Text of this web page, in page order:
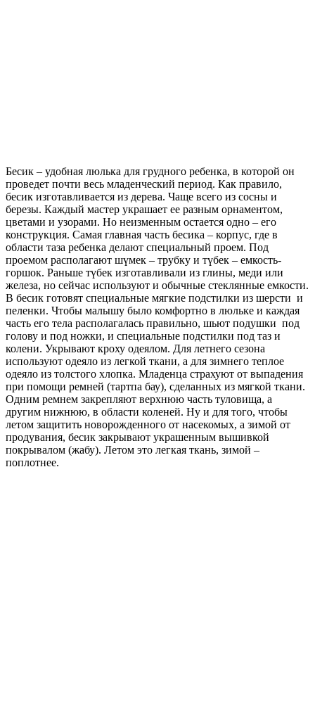
Бесик – удобная люлька для грудного ребенка, в которой он
проведет почти весь младенческий период. Как правило,
бесик изготавливается из дерева. Чаще всего из сосны и
березы. Каждый мастер украшает ее разным орнаментом,
цветами и узорами. Но неизменным остается одно – его
конструкция. Самая главная часть бесика – корпус, где в
области таза ребенка делают специальный проем. Под
проемом располагают шүмек – трубку и түбек – емкость-
горшок. Раньше түбек изготавливали из глины, меди или
железа, но сейчас используют и обычные стеклянные емкости.
В бесик готовят специальные мягкие подстилки из шерсти и
пеленки. Чтобы малышу было комфортно в люльке и каждая
часть его тела располагалась правильно, шьют подушки под
голову и под ножки, и специальные подстилки под таз и
колени. Укрывают кроху одеялом. Для летнего сезона
используют одеяло из легкой ткани, а для зимнего теплое
одеяло из толстого хлопка. Младенца страхуют от выпадения
при помощи ремней (тартпа бау), сделанных из мягкой ткани.
Одним ремнем закрепляют верхнюю часть туловища, а
другим нижнюю, в области коленей. Ну и для того, чтобы
летом защитить новорожденного от насекомых, а зимой от
продувания, бесик закрывают украшенным вышивкой
покрывалом (жабу). Летом это легкая ткань, зимой –
поплотнее.